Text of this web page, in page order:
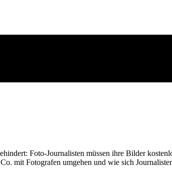
Foto-Journalisten müssen ihre Bilder
mit Fotografen umgehen und wie sich